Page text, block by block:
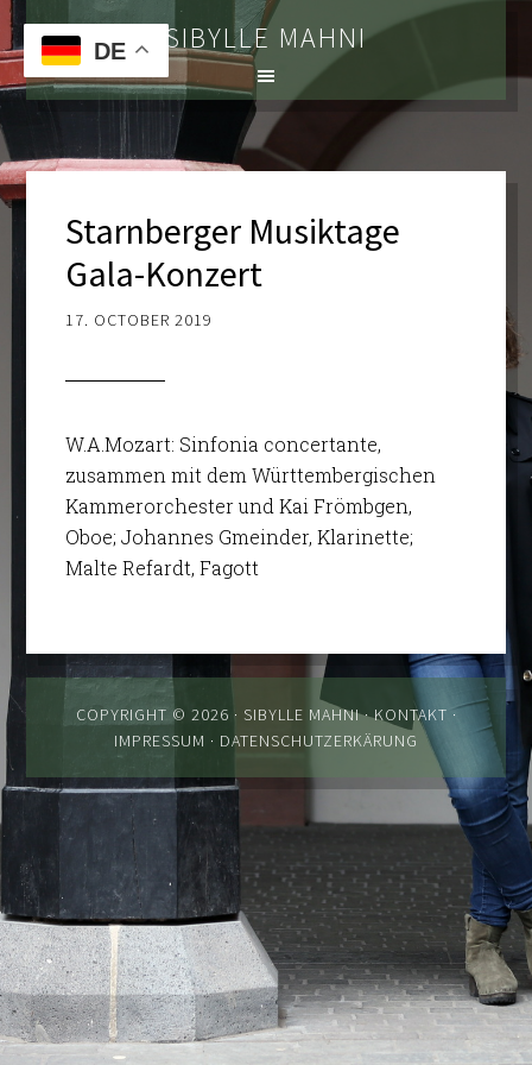
SIBYLLE MAHNI
Starnberger Musiktage
Gala-Konzert
17. OCTOBER 2019
W.A.Mozart: Sinfonia concertante,
zusammen mit dem Württembergischen
Kammerorchester und Kai Frömbgen,
Oboe; Johannes Gmeinder, Klarinette;
Malte Refardt, Fagott
COPYRIGHT © 2026 · SIBYLLE MAHNI ·KONTAKT ·
IMPRESSUM · DATENSCHUTZERKÄRUNG
DE